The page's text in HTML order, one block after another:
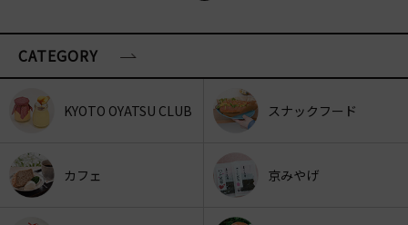
CATEGORY
KYOTO OYATSU CLUB スナックフード
カフェ 京みやげ